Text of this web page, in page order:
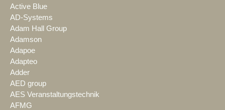
Active Blue
AD-Systems
Adam Hall Group
Adamson
Adapoe
Adapteo
Adder
AED group
AES Veranstaltungstechnik
AFMG